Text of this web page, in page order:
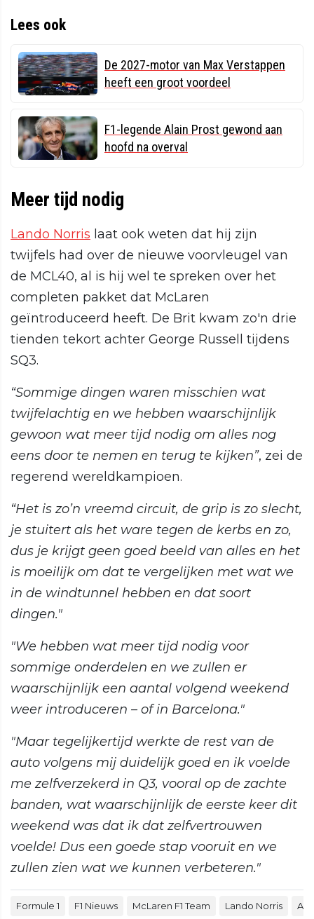
Lees ook
De 2027-motor van Max Verstappen
heeft een groot voordeel
F1-legende Alain Prost gewond aan
hoofd na overval
Meer tijd nodig
Lando Norris laat ook weten dat hij zijn
twijfels had over de nieuwe voorvleugel van
de MCL40, al is hij wel te spreken over het
completen pakket dat McLaren
geïntroduceerd heeft. De Brit kwam zo'n drie
tienden tekort achter George Russell tijdens
SQ3.
“Sommige dingen waren misschien wat
twijfelachtig en we hebben waarschijnlijk
gewoon wat meer tijd nodig om alles nog
eens door te nemen en terug te kijken”, zei de
regerend wereldkampioen.
“Het is zo’n vreemd circuit, de grip is zo slecht,
je stuitert als het ware tegen de kerbs en zo,
dus je krijgt geen goed beeld van alles en het
is moeilijk om dat te vergelijken met wat we
in de windtunnel hebben en dat soort
dingen."
"We hebben wat meer tijd nodig voor
sommige onderdelen en we zullen er
waarschijnlijk een aantal volgend weekend
weer introduceren – of in Barcelona."
"Maar tegelijkertijd werkte de rest van de
auto volgens mij duidelijk goed en ik voelde
me zelfverzekerd in Q3, vooral op de zachte
banden, wat waarschijnlijk de eerste keer dit
weekend was dat ik dat zelfvertrouwen
voelde! Dus een goede stap vooruit en we
zullen zien wat we kunnen verbeteren."
Formule 1 F1 Nieuws McLaren F1 Team Lando Norris